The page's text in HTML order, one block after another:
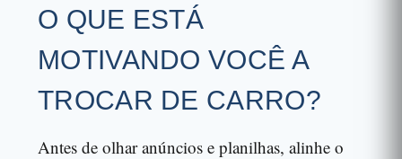
O QUE ESTÁ
MOTIVANDO VOCÊ A
TROCAR DE CARRO?
Antes de olhar anúncios e planilhas, alinhe o